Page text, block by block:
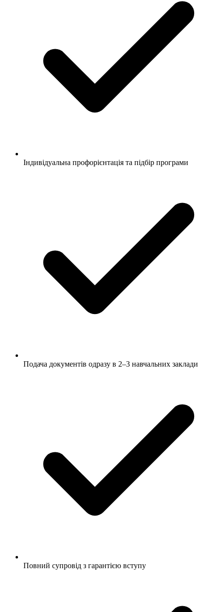
Індивідуальна профорієнтація та підбір програми
Подача документів одразу в 2–3 навчальних заклади
Повний супровід з гарантією вступу